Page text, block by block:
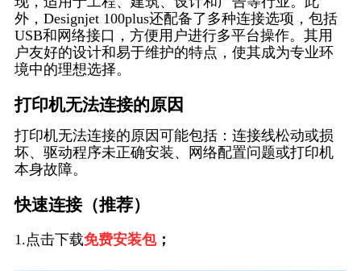
外，Designjet 100plus还配备了多种连接选项，包括
USB和网络接口，方便用户进行多平台操作。其用
户友好的设计和易于维护的特点，使其成为专业环
境中的理想选择。
打印机无法连接的原因
打印机无法连接的原因可能包括：连接线松动或损
坏、驱动程序未正确安装、网络配置问题或打印机
本身故障。
快速连接（推荐）
1.点击下载免费安装包；